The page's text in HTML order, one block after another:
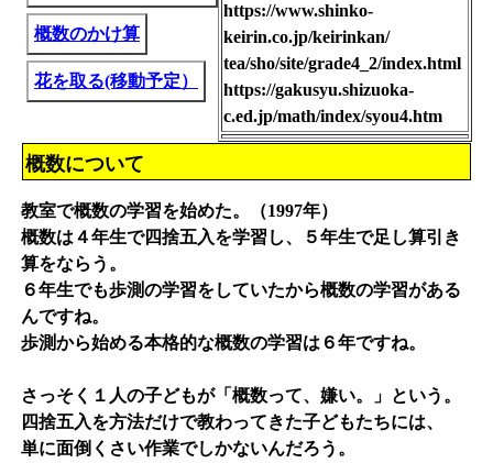
概数のかけ算
花を取る(移動予定）
https://www.shinko-
keirin.co.jp/keirinkan/
tea/sho/site/grade4_2/index.html
https://gakusyu.shizuoka-
c.ed.jp/math/index/syou4.htm
概数について
教室で概数の学習を始めた。（1997年）
概数は４年生で四捨五入を学習し、５年生で足し算引き
算をならう。
６年生でも歩測の学習をしていたから概数の学習がある
んですね。
歩測から始める本格的な概数の学習は６年ですね。
さっそく１人の子どもが「概数って、嫌い。」という。
四捨五入を方法だけで教わってきた子どもたちには、
単に面倒くさい作業でしかないんだろう。